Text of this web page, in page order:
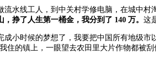
流水线工人，到中关村学修电脑，在城中
，挣了人生第一桶金 ，我分到了 140 万。 这
成小时候的梦想了，我要把中国所有地级
住的镇上，一眼望去农田里大片作物都被